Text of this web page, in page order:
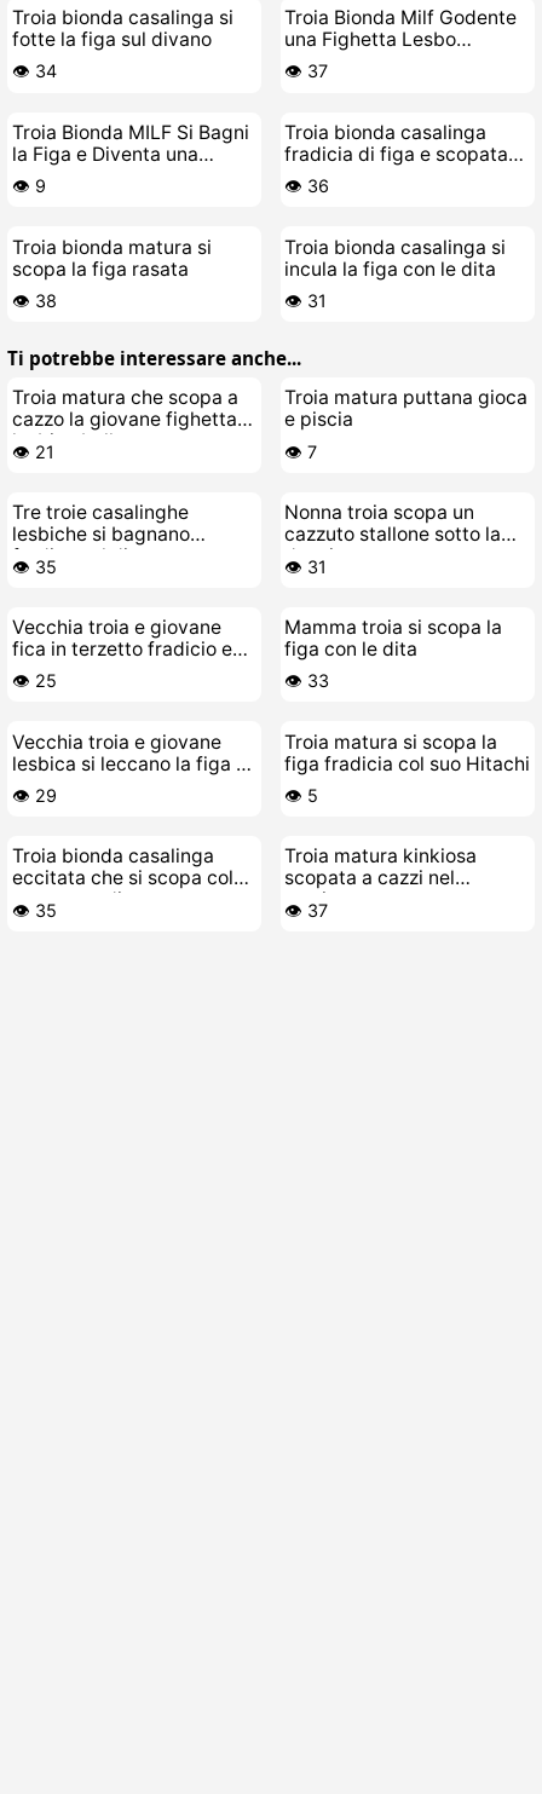
Troia bionda casalinga si
fotte la figa sul divano
👁️ 34
Troia Bionda Milf Godente
una Fighetta Lesbo
Giovane e Birichina
👁️ 37
Troia Bionda MILF Si Bagni
la Figa e Diventa una
Ninfomane Arrapata
👁️ 9
Troia bionda casalinga
fradicia di figa e scopata
selvaggia
👁️ 36
Troia bionda matura si
scopa la figa rasata
👁️ 38
Troia bionda casalinga si
incula la figa con le dita
👁️ 31
Ti potrebbe interessare anche...
Troia matura che scopa a
cazzo la giovane fighetta
lesbica bollente
👁️ 21
Troia matura puttana gioca
e piscia
👁️ 7
Tre troie casalinghe
lesbiche si bagnano
fradice sul divano
👁️ 35
Nonna troia scopa un
cazzuto stallone sotto la
doccia
👁️ 31
Vecchia troia e giovane
fica in terzetto fradicio e
selvaggio
👁️ 25
Mamma troia si scopa la
figa con le dita
👁️ 33
Vecchia troia e giovane
lesbica si leccano la figa e
si inculano a vicenda
👁️ 29
Troia matura si scopa la
figa fradicia col suo Hitachi
👁️ 5
Troia bionda casalinga
eccitata che si scopa col
suo cazzo di gomma
👁️ 35
Troia matura kinkiosa
scopata a cazzi nel
seminterrato
👁️ 37